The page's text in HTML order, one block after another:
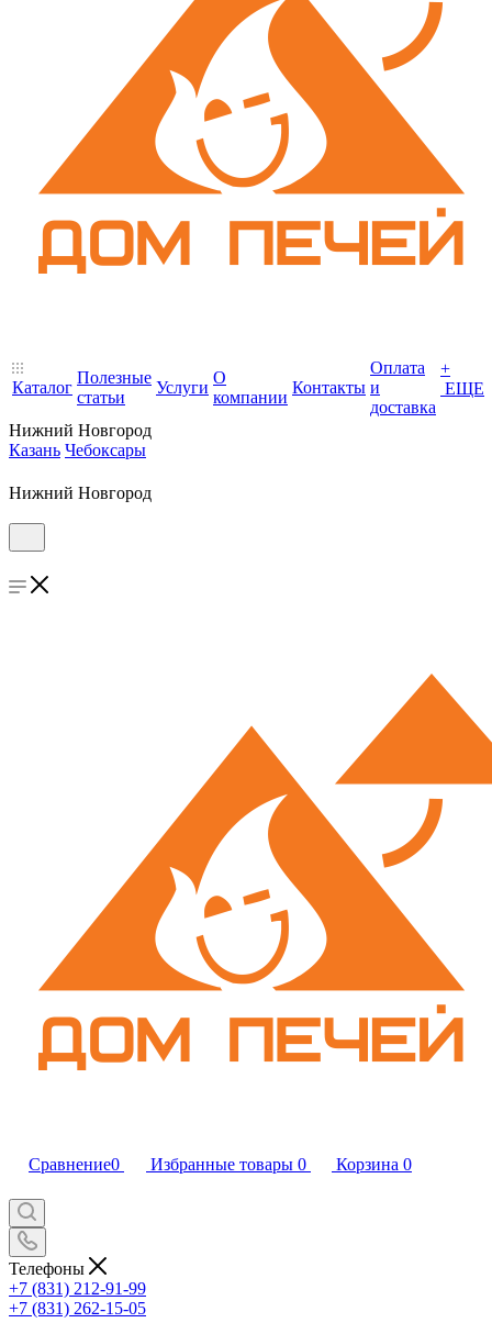
Каталог
Полезные
статьи
Услуги
О
компании
Контакты
Оплата
и
доставка
+
ЕЩЕ
Нижний Новгород
Казань Чебоксары
Нижний Новгород
Сравнение0 Избранные товары 0 Корзина 0
Телефоны
+7 (831) 212-91-99
+7 (831) 262-15-05